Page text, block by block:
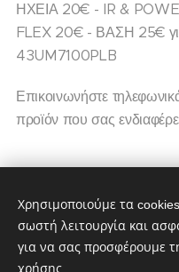
ΗΧΕΙΑ 20€ - IR &
FLEX 20€ - ΒΑΣΗ 25€
43UM7100PLB
Επικοινωνήστε
προϊόν που σας
Χρησιμοποιούμε τα
σωστή λειτουργία και
για να σας προσφέρουμε
χρήσης.